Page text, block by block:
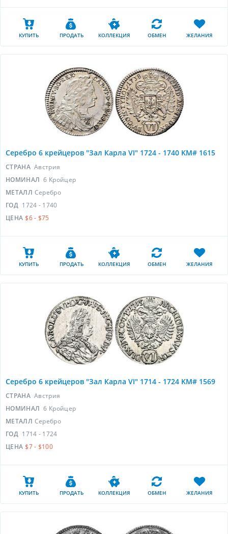
КУПИТЬ ПРОДАТЬ КОЛЛЕКЦИЯ ОБМЕН ЖЕЛАНИЯ
Серебро 6 крейцеров "Зал Карла VI" 1724 - 1740 KM# 1615
СТРАНА Австрия
НОМИНАЛ 6 Кройцер
МЕТАЛЛ Серебро
ГОД 1724 - 1740
ЦЕНА $6 - $75
КУПИТЬ ПРОДАТЬ КОЛЛЕКЦИЯ ОБМЕН ЖЕЛАНИЯ
Серебро 6 крейцеров "Зал Карла VI" 1714 - 1724 KM# 1569
СТРАНА Австрия
НОМИНАЛ 6 Кройцер
МЕТАЛЛ Серебро
ГОД 1714 - 1724
ЦЕНА $7 - $100
КУПИТЬ ПРОДАТЬ КОЛЛЕКЦИЯ ОБМЕН ЖЕЛАНИЯ